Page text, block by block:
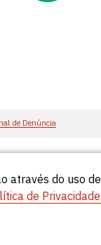
de Denúncia
© Círculo
através do uso
de Privacidade.